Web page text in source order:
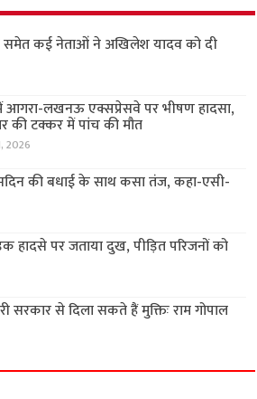
समेत कई नेताओं ने अखिलेश यादव को दी
आगरा-लखनऊ एक्सप्रेसवे पर भीषण हादसा,
की टक्कर में पांच की मौत
2026
की बधाई के साथ कसा तंज, कहा-एसी-
हादसे पर जताया दुख, पीड़ित परिजनों को
सरकार से दिला सकते हैं मुक्तिः राम गोपाल